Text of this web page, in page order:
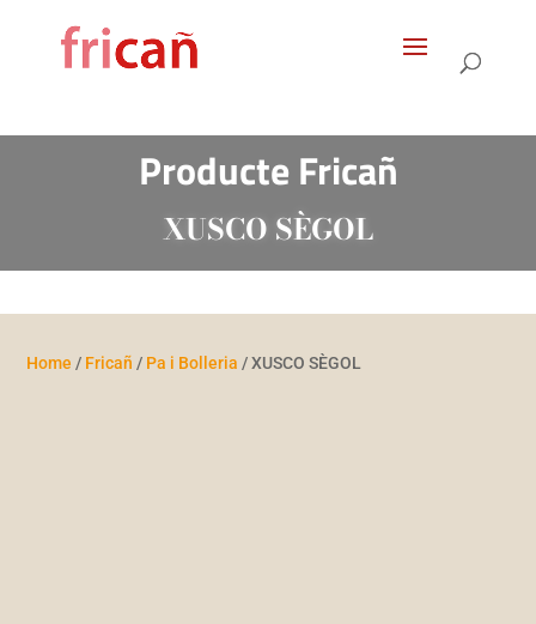
Producte Fricañ
XUSCO SÈGOL
Home / Fricañ / Pa i Bolleria / XUSCO SÈGOL